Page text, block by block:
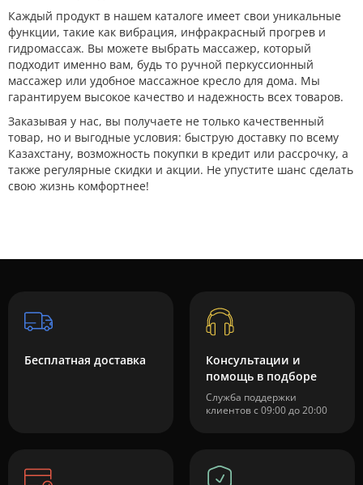
Каждый продукт в нашем каталоге имеет свои уникальные
функции, такие как вибрация, инфракрасный прогрев и
гидромассаж. Вы можете выбрать массажер, который
подходит именно вам, будь то ручной перкуссионный
массажер или удобное массажное кресло для дома. Мы
гарантируем высокое качество и надежность всех товаров.
Заказывая у нас, вы получаете не только качественный
товар, но и выгодные условия: быструю доставку по всему
Казахстану, возможность покупки в кредит или рассрочку, а
также регулярные скидки и акции. Не упустите шанс сделать
свою жизнь комфортнее!
Бесплатная доставка
Консультации и
помощь в подборе
Служба поддержки
клиентов с 09:00 до 20:00